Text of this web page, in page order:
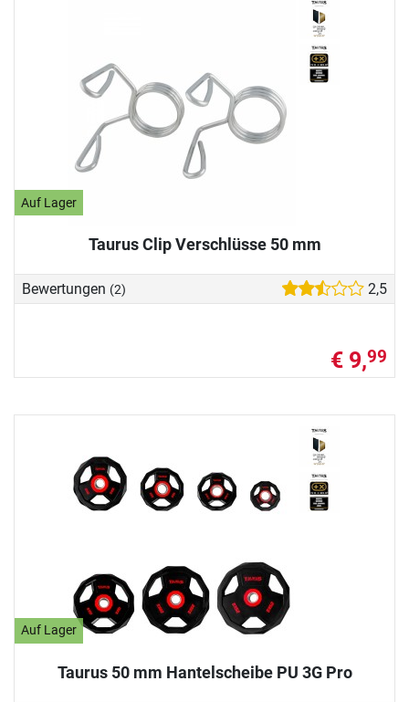
Auf Lager
Taurus Clip Verschlüsse 50 mm
Bewertungen (2) 2,5
€ 9,99
Auf Lager
Taurus 50 mm Hantelscheibe PU 3G Pro